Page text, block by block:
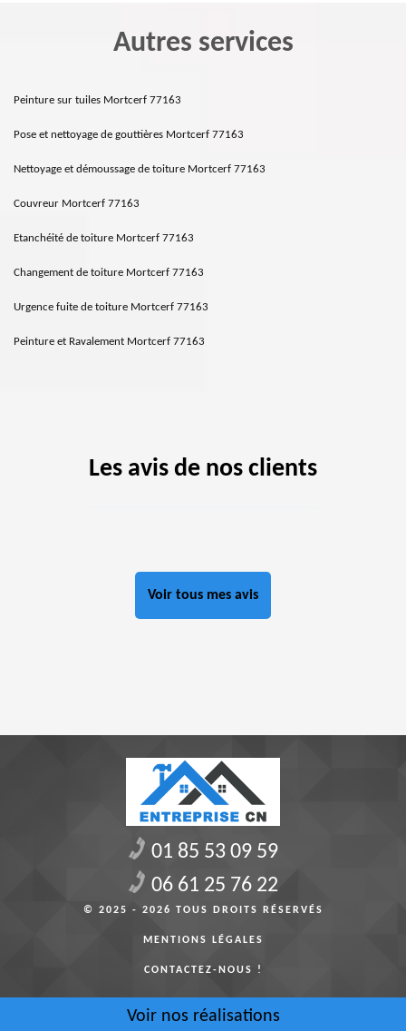
Autres services
Peinture sur tuiles Mortcerf 77163
Pose et nettoyage de gouttières Mortcerf 77163
Nettoyage et démoussage de toiture Mortcerf 77163
Couvreur Mortcerf 77163
Etanchéité de toiture Mortcerf 77163
Changement de toiture Mortcerf 77163
Urgence fuite de toiture Mortcerf 77163
Peinture et Ravalement Mortcerf 77163
Les avis de nos clients
Voir tous mes avis
01 85 53 09 59
06 61 25 76 22
© 2025 - 2026 TOUS DROITS RÉSERVÉS
MENTIONS LÉGALES
CONTACTEZ-NOUS !
Voir nos réalisations